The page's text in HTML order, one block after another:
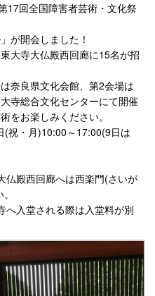
17回全国障害者芸術・文化祭
が開会しました！
大寺大仏殿西回廊に15名が招
奈良県文化会館、第2会場は
寺総合文化センターにて開催
をお楽しみください。
(祝・月)10:00～17:00(9日は
仏殿西回廊へは西楽門(さいが
へ入堂される際は入堂料が別